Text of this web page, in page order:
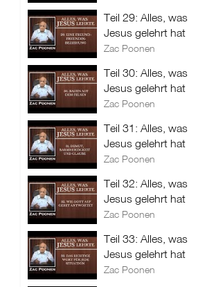
Teil 29: Alles, was
Jesus gelehrt hat
Zac Poonen
Teil 30: Alles, was
Jesus gelehrt hat
Zac Poonen
Teil 31: Alles, was
Jesus gelehrt hat
Zac Poonen
Teil 32: Alles, was
Jesus gelehrt hat
Zac Poonen
Teil 33: Alles, was
Jesus gelehrt hat
Zac Poonen